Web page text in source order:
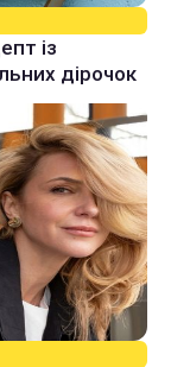
із
дірочок